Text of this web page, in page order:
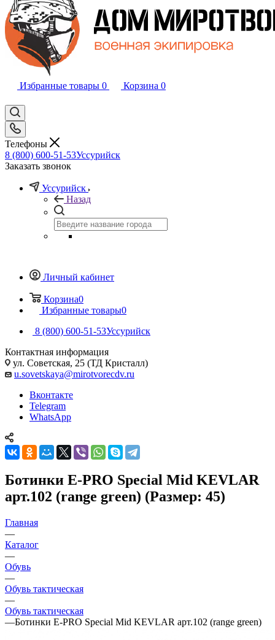
Избранные товары 0 Корзина 0
Телефоны
8 (800) 600-51-53Уссурийск
Заказать звонок
Уссурийск
Назад
Личный кабинет
Корзина0
Избранные товары0
8 (800) 600-51-53Уссурийск
Контактная информация
ул. Советская, 25 (ТД Кристалл)
u.sovetskaya@mirotvorecdv.ru
Вконтакте
Telegram
WhatsApp
Ботинки E-PRO Special Mid KEVLAR
арт.102 (range green) (Размер: 45)
Главная
—
Каталог
—
Обувь
—
Обувь тактическая
—
Обувь тактическая
—Ботинки E-PRO Special Mid KEVLAR арт.102 (range green)